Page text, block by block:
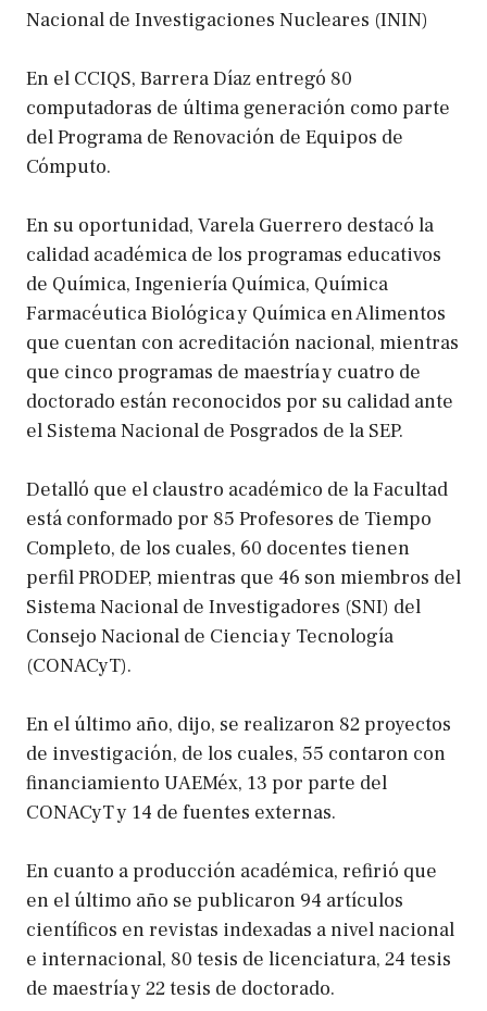
Nacional de Investigaciones Nucleares (ININ)
En el CCIQS, Barrera Díaz entregó 80
computadoras de última generación como parte
del Programa de Renovación de Equipos de
Cómputo.
En su oportunidad, Varela Guerrero destacó la
calidad académica de los programas educativos
de Química, Ingeniería Química, Química
Farmacéutica Biológica y Química en Alimentos
que cuentan con acreditación nacional, mientras
que cinco programas de maestría y cuatro de
doctorado están reconocidos por su calidad ante
el Sistema Nacional de Posgrados de la SEP.
Detalló que el claustro académico de la Facultad
está conformado por 85 Profesores de Tiempo
Completo, de los cuales, 60 docentes tienen
perfil PRODEP, mientras que 46 son miembros del
Sistema Nacional de Investigadores (SNI) del
Consejo Nacional de Ciencia y Tecnología
(CONACyT).
En el último año, dijo, se realizaron 82 proyectos
de investigación, de los cuales, 55 contaron con
financiamiento UAEMéx, 13 por parte del
CONACyT y 14 de fuentes externas.
En cuanto a producción académica, refirió que
en el último año se publicaron 94 artículos
científicos en revistas indexadas a nivel nacional
e internacional, 80 tesis de licenciatura, 24 tesis
de maestría y 22 tesis de doctorado.